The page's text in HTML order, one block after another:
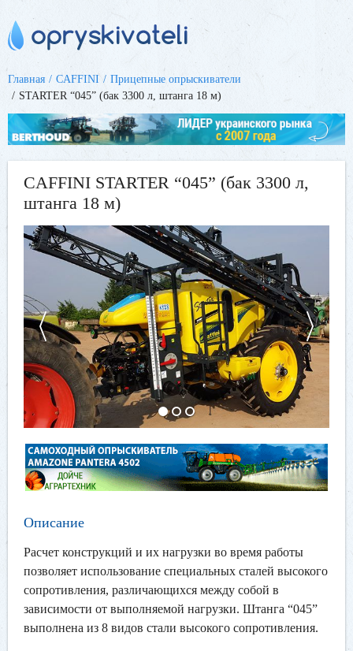
Главная CAFFINI
Прицепные опрыскиватели
STARTER “045” (бак 3300 л, штанга 18 м)
CAFFINI STARTER “045” (бак 3300 л,
штанга 18 м)
Описание
Расчет конструкций и их нагрузки во время работы
позволяет использование специальных сталей высокого
сопротивления, различающихся между собой в
зависимости от выполняемой нагрузки. Штанга “045”
выполнена из 8 видов стали высокого сопротивления.